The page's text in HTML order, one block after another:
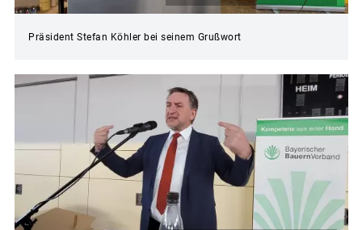
Präsident Stefan Köhler bei seinem Grußwort